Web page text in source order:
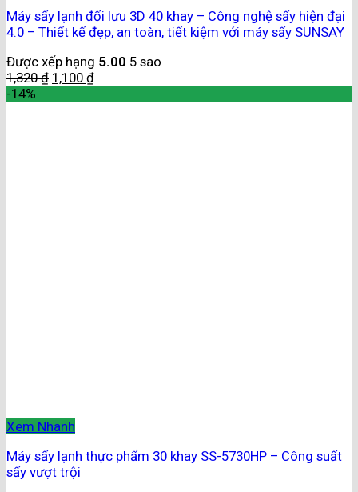
Máy sấy lạnh đối lưu 3D 40 khay – Công nghệ sấy hiện đại
4.0 – Thiết kế đẹp, an toàn, tiết kiệm với máy sấy SUNSAY
Được xếp hạng 5.00 5 sao
1,320₫ 1,100 ₫
-14%
Xem Nhanh
Máy sấy lạnh thực phẩm 30 khay SS-5730HP – Công suất
sấy vượt trội